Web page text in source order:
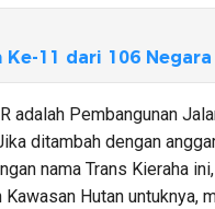
11 dari 106
adalah Pembangunan
ditambah dengan
nama Trans Kieraha
Hutan untuknya,